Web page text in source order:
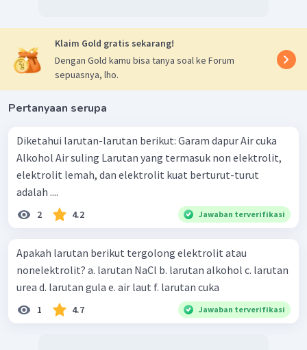
Klaim Gold gratis sekarang!
Dengan Gold kamu bisa tanya soal ke Forum
sepuasnya, lho.
Pertanyaan serupa
Diketahui larutan-larutan berikut: Garam dapur Air cuka
Alkohol Air suling Larutan yang termasuk non elektrolit,
elektrolit lemah, dan elektrolit kuat berturut-turut
adalah ....
2 4.2 Jawaban terverifikasi
Apakah larutan berikut tergolong elektrolit atau
nonelektrolit? a. larutan NaCl b. larutan alkohol c. larutan
urea d. larutan gula e. air laut f. larutan cuka
1 4.7 Jawaban terverifikasi